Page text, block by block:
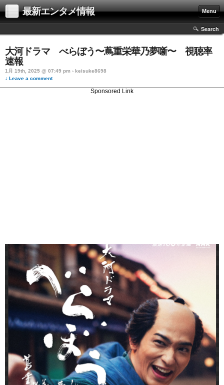
最新エンタメ情報 Menu
Search
大河ドラマ べらぼう〜蔦重栄華乃夢噺〜 視聴率
速報
1月 19th, 2025 @ 07:49 pm › keisuke8698
↓ Leave a comment
Sponsored Link